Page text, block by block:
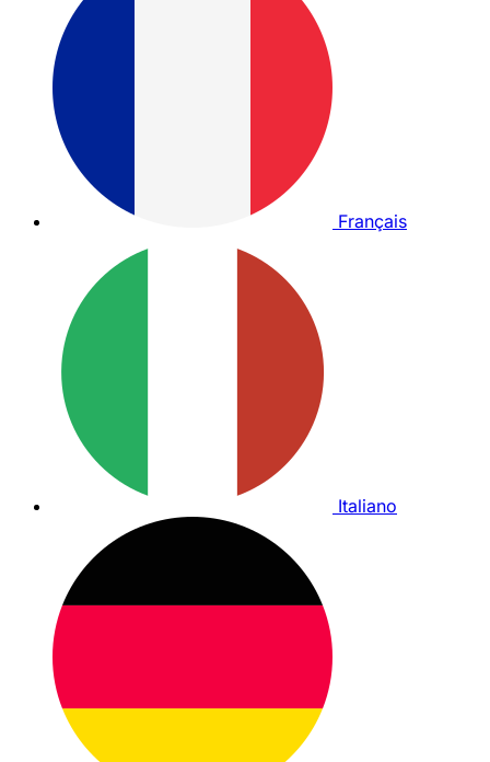
Français
Italiano